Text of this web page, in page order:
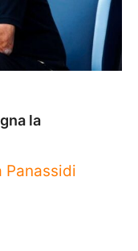
la
Panassidi